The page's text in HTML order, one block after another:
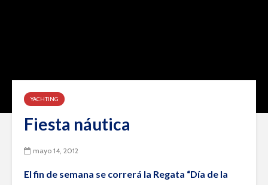
YACHTING
Fiesta náutica
mayo 14, 2012
El fin de semana se correrá la Regata “Día de la